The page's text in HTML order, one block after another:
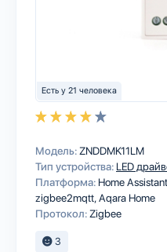
Есть у 21 человека
Модель: ZNDDMK11LM
Тип устройства: LED
Платформа: Home
zigbee2mqttAqara Home
Протокол: Zigbee
3